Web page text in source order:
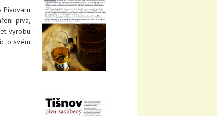
Pivovaru
piva,
výrobu
o svém